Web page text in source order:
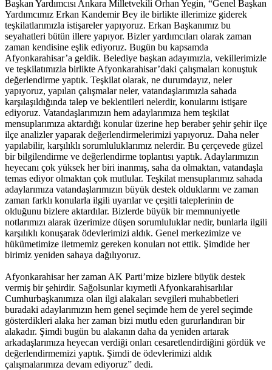
Başkan Yardımcısı Ankara Milletvekili Orhan Yegin, “Genel Başkan
Yardımcımız Erkan Kandemir Bey ile birlikte illerimize giderek
teşkilatlarımızla istişareler yapıyoruz. Erkan Başkanımız bu
seyahatleri bütün illere yapıyor. Bizler yardımcıları olarak zaman
zaman kendisine eşlik ediyoruz. Bugün bu kapsamda
Afyonkarahisar’a geldik. Belediye başkan adayımızla, vekillerimizle
ve teşkilatımızla birlikte Afyonkarahisar’daki çalışmaları konuştuk
değerlendirme yaptık. Teşkilat olarak, ne durumdayız, neler
yapıyoruz, yapılan çalışmalar neler, vatandaşlarımızla sahada
karşılaşıldığında talep ve beklentileri nelerdir, konularını istişare
ediyoruz. Vatandaşlarımızın hem adaylarımıza hem teşkilat
mensuplarımıza aktardığı konular üzerine hep beraber şehir şehir ilçe
ilçe analizler yaparak değerlendirmelerimizi yapıyoruz. Daha neler
yapılabilir, karşılıklı sorumluluklarımız nelerdir. Bu çerçevede güzel
bir bilgilendirme ve değerlendirme toplantısı yaptık. Adaylarımızın
heyecanı çok yüksek her biri inanmış, saha da olmaktan, vatandaşla
temas ediyor olmaktan çok mutlular. Teşkilat mensuplarımız sahada
adaylarımıza vatandaşlarımızın büyük destek olduklarını ve zaman
zaman farklı konularla ilgili uyarılar ve çeşitli taleplerinin de
olduğunu bizlere aktardılar. Bizlerde büyük bir memnuniyetle
notlarımızı alarak üzerimize düşen sorumluluklar nedir, bunlarla ilgili
karşılıklı konuşarak ödevlerimizi aldık. Genel merkezimize ve
hükümetimize iletmemiz gereken konuları not ettik. Şimdide her
birimiz yeniden sahaya dağılıyoruz.
Afyonkarahisar her zaman AK Parti’mize bizlere büyük destek
vermiş bir şehirdir. Sağolsunlar kıymetli Afyonkarahisarlılar
Cumhurbaşkanımıza olan ilgi alakaları sevgileri muhabbetleri
buradaki adaylarımızın hem genel seçimde hem de yerel seçimde
gösterdikleri alaka her zaman bizi mutlu eden gururlandıran bir
alakadır. Şimdi bugün bu alakanın daha da yeniden artarak
arkadaşlarımıza heyecan verdiği onları cesaretlendirdiğini gördük ve
değerlendirmemizi yaptık. Şimdi de ödevlerimizi aldık
çalışmalarımıza devam ediyoruz” dedi.